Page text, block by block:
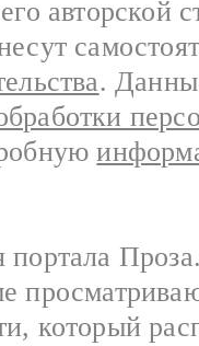
авторской
.
портала
который